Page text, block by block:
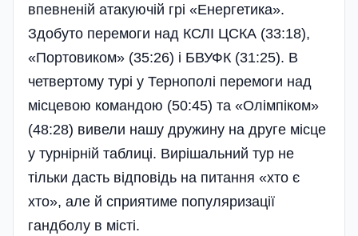
впевненій атакуючій грі «Енергетика».
Здобуто перемоги над КСЛІ ЦСКА (33:18),
«Портовиком» (35:26) і БВУФК (31:25). В
четвертому турі у Тернополі перемоги над
місцевою командою (50:45) та «Олімпіком»
(48:28) вивели нашу дружину на друге місце
у турнірній таблиці. Вирішальний тур не
тільки дасть відповідь на питання «хто є
хто», але й сприятиме популяризації
гандболу в місті.